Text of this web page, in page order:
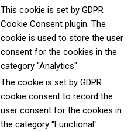
This cookie is set by GDPR
Cookie Consent plugin. The
cookie is used to store the user
consent for the cookies in the
category "Analytics".
The cookie is set by GDPR
cookie consent to record the
user consent for the cookies in
the category "Functional".